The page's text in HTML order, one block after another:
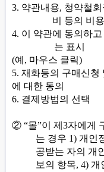
3. 약관내용, 청약철
비 등의 비
4. 이 약관에 동의하고
는 표시
(예 , 마우스 클릭)
5. 재화등의 구매신청
에 대한 동의
6. 결제방법의 선택
② “몰”이 제 3자에게
는 경우 1)개인
공받는 자의 개
보의 항목, 4)개